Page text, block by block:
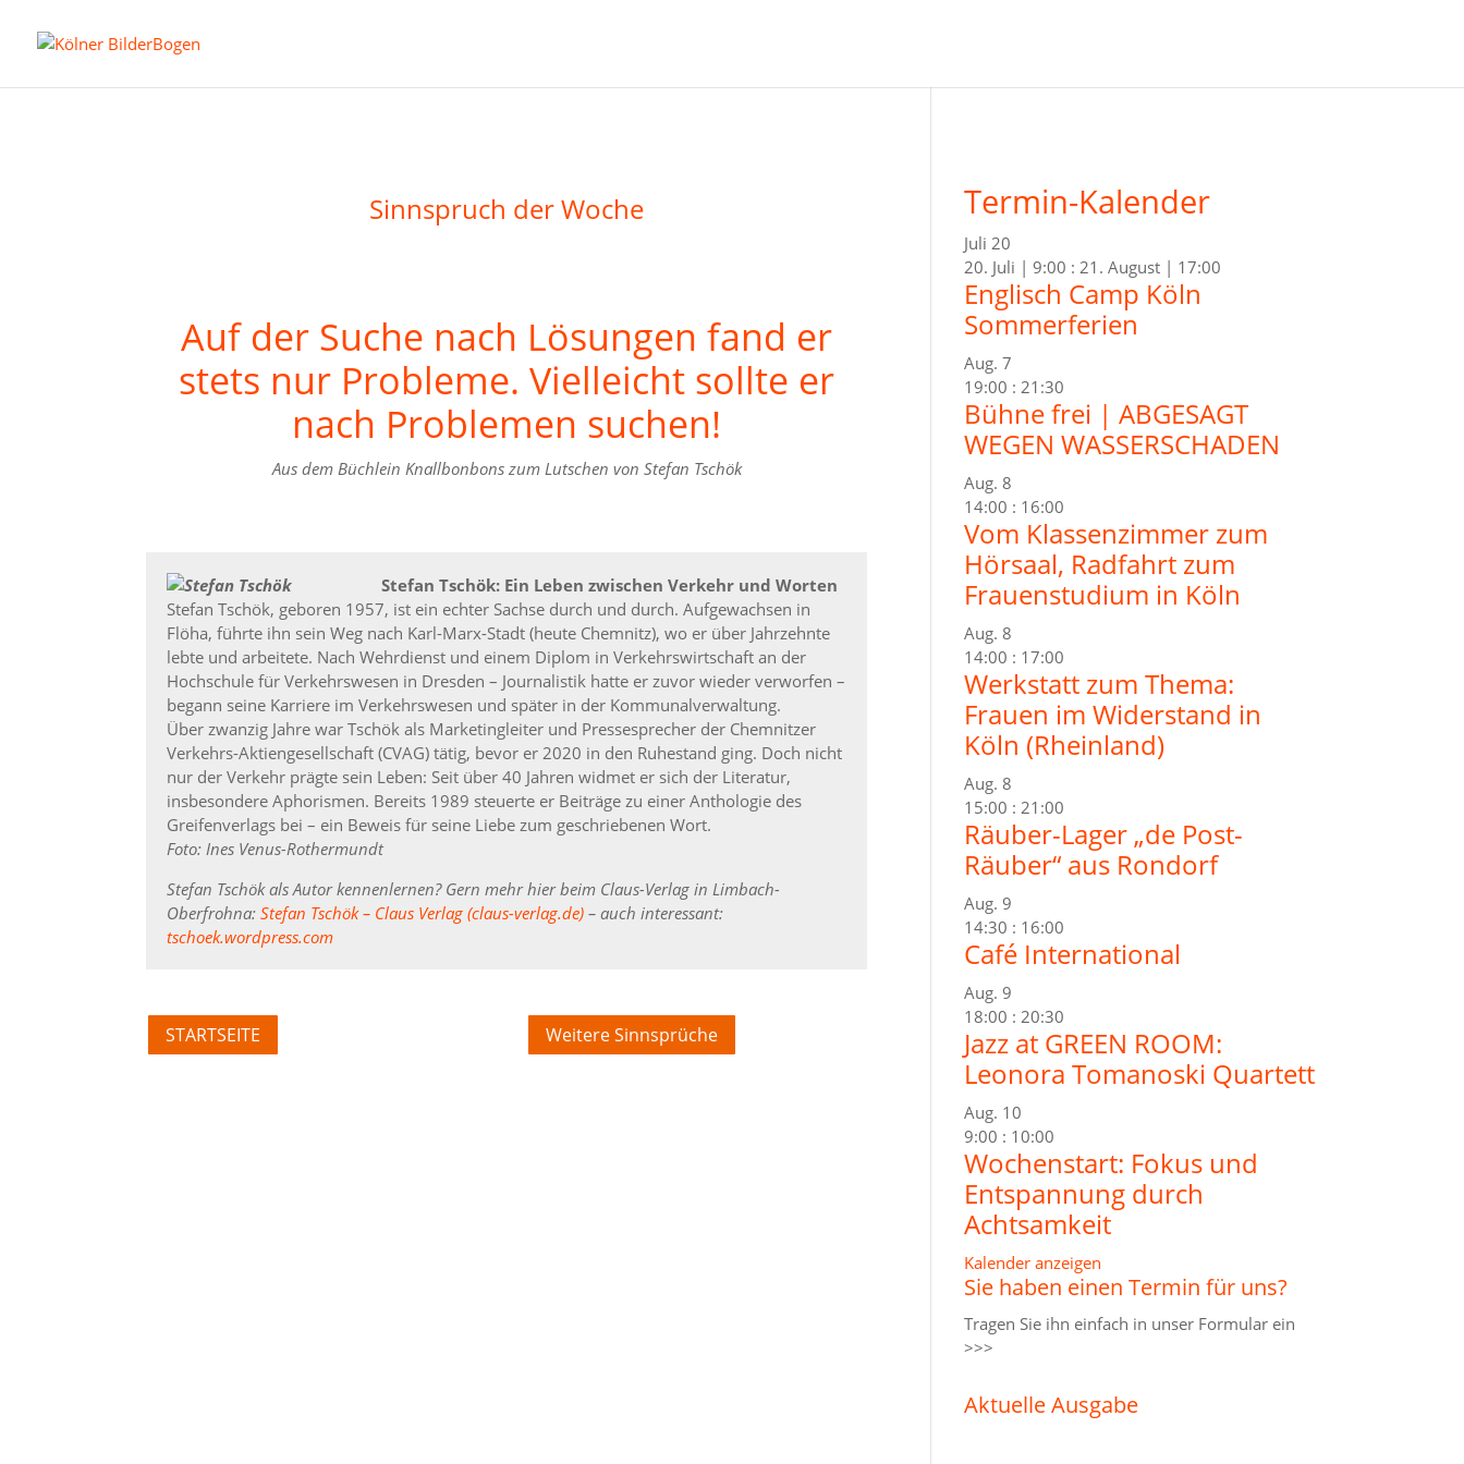
Sinnspruch der Woche
Auf der Suche nach Lösungen fand er
stets nur Probleme. Vielleicht sollte er
nach Problemen suchen!
Aus dem Büchlein Knallbonbons zum Lutschen von Stefan Tschök
Stefan Tschök: Ein Leben zwischen Verkehr und Worten
Stefan Tschök, geboren 1957, ist ein echter Sachse durch und durch. Aufgewachsen in
Flöha, führte ihn sein Weg nach Karl-Marx-Stadt (heute Chemnitz), wo er über Jahrzehnte
lebte und arbeitete. Nach Wehrdienst und einem Diplom in Verkehrswirtschaft an der
Hochschule für Verkehrswesen in Dresden – Journalistik hatte er zuvor wieder verworfen –
begann seine Karriere im Verkehrswesen und später in der Kommunalverwaltung.
Über zwanzig Jahre war Tschök als Marketingleiter und Pressesprecher der Chemnitzer
Verkehrs-Aktiengesellschaft (CVAG) tätig, bevor er 2020 in den Ruhestand ging. Doch nicht
nur der Verkehr prägte sein Leben: Seit über 40 Jahren widmet er sich der Literatur,
insbesondere Aphorismen. Bereits 1989 steuerte er Beiträge zu einer Anthologie des
Greifenverlags bei – ein Beweis für seine Liebe zum geschriebenen Wort.
Foto: Ines Venus-Rothermundt
Stefan Tschök als Autor kennenlernen? Gern mehr hier beim Claus-Verlag in Limbach-
Oberfrohna:Stefan Tschök – Claus Verlag (claus-verlag.de) – auch interessant:
tschoek.wordpress.com
STARTSEITE Weitere Sinnsprüche
Termin-Kalender
Juli 20
20. Juli | 9:00 : 21. August | 17:00
Englisch Camp Köln
Sommerferien
Aug. 7
19:00 : 21:30
Bühne frei | ABGESAGT
WEGEN WASSERSCHADEN
Aug. 8
14:00 : 16:00
Vom Klassenzimmer zum
Hörsaal, Radfahrt zum
Frauenstudium in Köln
Aug. 8
14:00 : 17:00
Werkstatt zum Thema:
Frauen im Widerstand in
Köln (Rheinland)
Aug. 8
15:00 : 21:00
Räuber-Lager „de Post-
Räuber“ aus Rondorf
Aug. 9
14:30 : 16:00
Café International
Aug. 9
18:00 : 20:30
Jazz at GREEN ROOM:
Leonora Tomanoski Quartett
Aug. 10
9:00 : 10:00
Wochenstart: Fokus und
Entspannung durch
Achtsamkeit
Kalender anzeigen
Sie haben einen Termin für uns?
Tragen Sie ihn einfach in unser Formular ein
>>>
Aktuelle Ausgabe